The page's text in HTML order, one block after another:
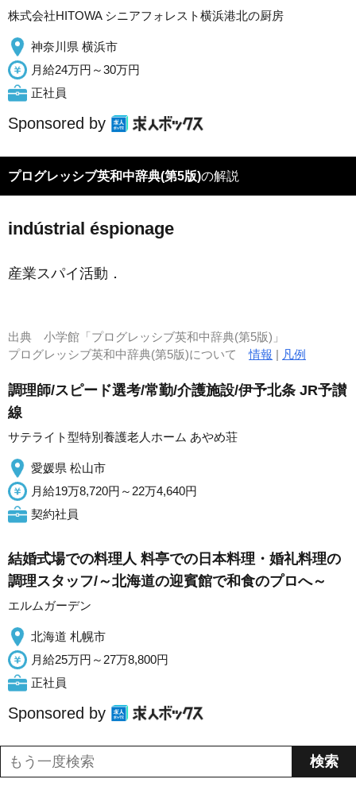
株式会社HITOWA シニアフォレスト横浜港北の厨房
神奈川県 横浜市
月給24万円～30万円
正社員
Sponsored by
プログレッシブ英和中辞典(第5版)の解説
indústrial éspionage
産業スパイ活動 ．
出典 小学館「プログレッシブ英和中辞典(第5版)」
プログレッシブ英和中辞典(第5版)について情報 | 凡例
調理師/スピード選考/常勤/介護施設/伊予北条 JR予讃
線
サテライト型特別養護老人ホーム あやめ荘
愛媛県 松山市
月給19万8,720円～22万4,640円
契約社員
結婚式場での料理人 料亭での日本料理・婚礼料理の
調理スタッフ/～北海道の迎賓館で和食のプロへ～
エルムガーデン
北海道 札幌市
月給25万円～27万8,800円
正社員
Sponsored by